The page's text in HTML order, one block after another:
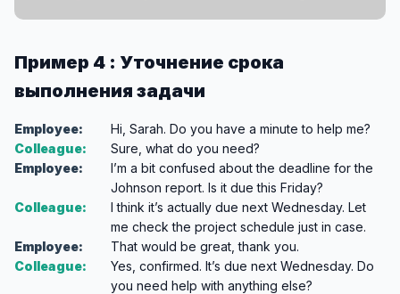
Пример 4 : Уточнение срока
выполнения задачи
Employee:
Hi, Sarah. Do you have a minute to help me?
Colleague:
Sure, what do you need?
Employee:
I’m a bit confused about the deadline for the
Johnson report. Is it due this Friday?
Colleague:
I think it’s actually due next Wednesday. Let
me check the project schedule just in case.
Employee:
That would be great, thank you.
Colleague:
Yes, confirmed. It’s due next Wednesday. Do
you need help with anything else?